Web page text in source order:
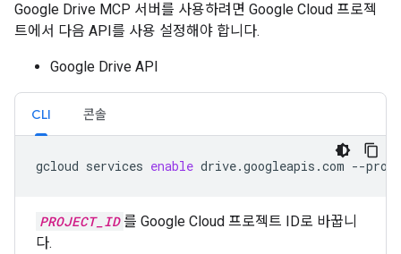
Google Drive MCP 서버를 사용하려면 Google Cloud 프로젝
트에서 다음 API를 사용 설정해야 합니다.
Google Drive API
CLI 콘솔
gcloud services enable drive.googleapis.com --
PROJECT_ID 를 Google Cloud 프로젝트 ID로 바꿉니
다.